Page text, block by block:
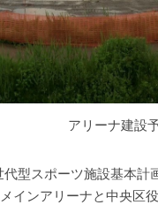
アリーナ建設
型スポーツ施設基本
インアリーナと中央区